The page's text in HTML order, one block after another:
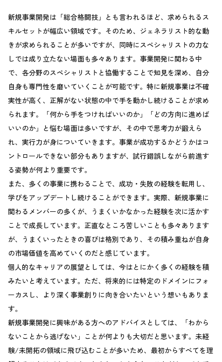
新規事業開発は「総合格闘技」とも言われるほど、求められるス
キルセットが幅広い領域です。そのため、ジェネラリスト的な動
きが求められることが多いですが、同時にスペシャリストの力な
しでは成り立たない場面も多々あります。事業開発に関わる中
で、各分野のスペシャリストと協働することで知見を深め、自分
自身も専門性を磨いていくことが可能です。特に新規事業は不確
実性が高く、正解がない状態の中で手を動かし続けることが求め
られます。「何から手をつければいいのか」「どの方向に進めば
いいのか」と悩む場面は多いですが、その中で思考力が鍛えら
れ、実行力が身についていきます。事業が成功するかどうかはコ
ントロールできない部分もありますが、試行錯誤しながら前進す
る姿勢が何より重要です。
また、多くの事業に携わることで、成功・失敗の経験を転用し、
学びをアップデートし続けることができます。実際、新規事業に
関わるメンバーの多くが、うまくいかなかった経験を次に活かす
ことで成長しています。正直なところ苦しいことも多々あります
が、うまくいったときの喜びは格別であり、その積み重ねが自身
の市場価値を高めていくのだと感じています。
個人的なキャリアの展望としては、今はとにかく多くの経験を積
みたいと考えています。ただ、将来的には特定のドメインにフォ
ーカスし、より深く事業創りに向き合いたいという想いもありま
す。
新規事業開発に興味がある方へのアドバイスとしては、「わから
ないことから逃げない」ことが何よりも大切だと思います。未経
験/未開拓の領域に飛び込むことが多いため、最初からすべてを理